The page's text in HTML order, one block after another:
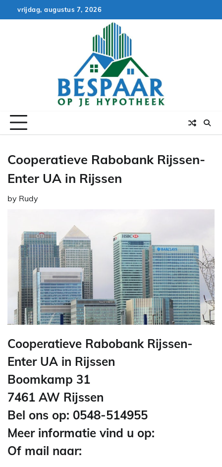
to
vrijdag, augustus 7, 2026
Cooperatieve Rabobank Rijssen-
Enter UA in Rijssen
by Rudy
Cooperatieve Rabobank Rijssen-
Enter UA in Rijssen
Boomkamp 31
7461 AW Rijssen
Bel ons op: 0548-514955
Meer informatie vind u op:
Of mail naar: